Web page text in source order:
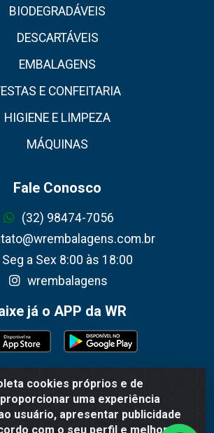
cookies próprios e de
uma experiência
usuário, apresentar publicidade
com o seu perfil e melhorar a
BIODEGRADÁVEIS
DESCARTÁVEIS
EMBALAGENS
E CONFEITARIA
HIGIENE E LIMPEZA
MÁQUINAS
Fale Conosco
(32) 98474-7056
Seg a Sex 8:00 às 18:00
wrembalagens
já o APP da WR
- R. Cel. Teodoro Gomes de Araújo, 1360 -
/ MG - CEP 36202-628 - CNPJ
02.692.206/0001-55